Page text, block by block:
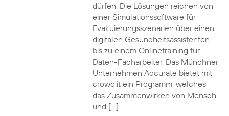
dürfen. Die Lösungen reichen von
einer Simulationssoftware für
Evakuierungsszenarien über einen
digitalen Gesundheitsassistenten
bis zu einem Onlinetraining für
Daten-Facharbeiter. Das Münchner
Unternehmen Accurate bietet mit
crowd:it ein Programm, welches
das Zusammenwirken von Mensch
und […]